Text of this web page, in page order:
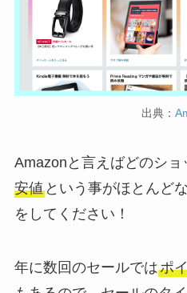
出典：
Amazonと言えばどのショ
安値という事がほとんど
をしてください！
年に数回のセールではポ